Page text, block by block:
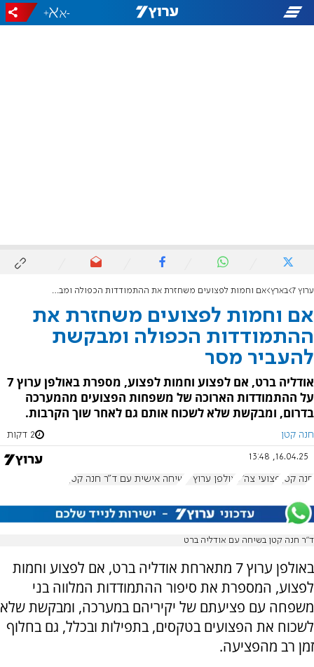
-
+
ערוץ 7 בארץ אם וחמות לפצועים משחזרת את ההתמודדות הכפולה ומבקשת להעביר מסר
אם וחמות לפצועים משחזרת את
ההתמודדות הכפולה ומבקשת
להעביר מסר
אודליה ברט, אם לפצוע וחמות לפצוע, מספרת באולפן ערוץ 7
על ההתמודדות הארוכה של משפחות הפצועים מהמערכה
בדרום, ומבקשת שלא לשכוח אותם גם לאחר שוך הקרבות.
חנה קטן 2 דקות
16.04.25, 13:48
חנה קטן פצועי צה"ל אולפן ערוץ 7 שיחה אישית עם ד"ר חנה קטן
ד”ר חנה קטן בשיחה עם אודליה ברט
באולפן ערוץ 7 מתארחת אודליה ברט, אם לפצוע וחמות
לפצוע, המספרת את סיפור ההתמודדות המלווה בני
משפחה עם פציעתם של יקיריהם במערכה, ומבקשת שלא
לשכוח את הפצועים בטקסים, בתפילות ובכלל, גם בחלוף
זמן רב מהפציעה.